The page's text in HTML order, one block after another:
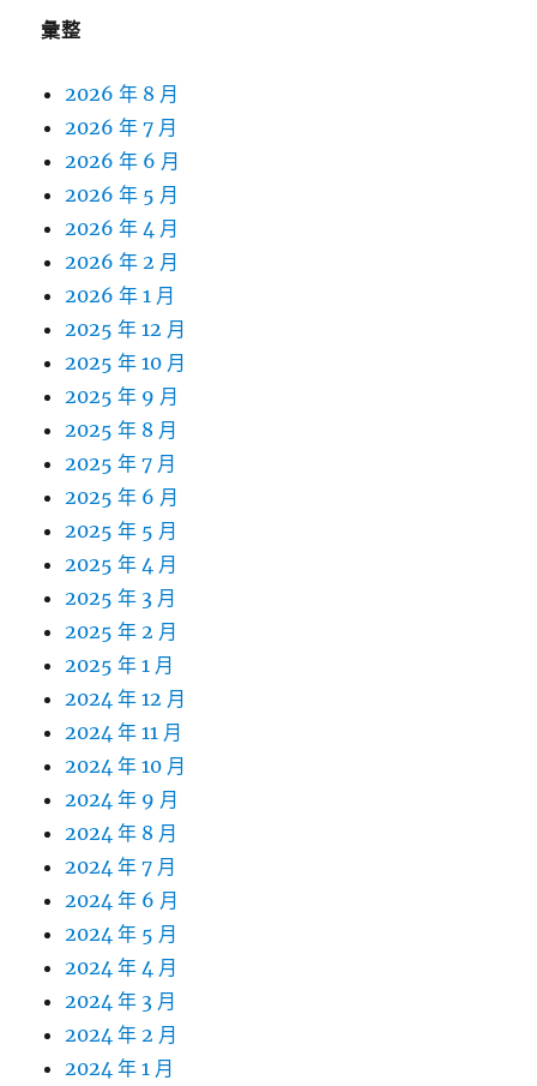
彙整
2026 年 8 月
2026 年 7 月
2026 年 6 月
2026 年 5 月
2026 年 4 月
2026 年 2 月
2026 年 1 月
2025 年 12 月
2025 年 10 月
2025 年 9 月
2025 年 8 月
2025 年 7 月
2025 年 6 月
2025 年 5 月
2025 年 4 月
2025 年 3 月
2025 年 2 月
2025 年 1 月
2024 年 12 月
2024 年 11 月
2024 年 10 月
2024 年 9 月
2024 年 8 月
2024 年 7 月
2024 年 6 月
2024 年 5 月
2024 年 4 月
2024 年 3 月
2024 年 2 月
2024 年 1 月